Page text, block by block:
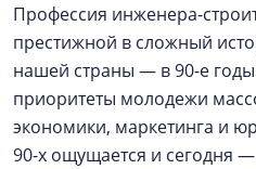
Профессия инженера-
престижной в сложный
нашей страны — в 90-е
приоритеты молодежи
экономики, маркетинга и
90-х ощущается и сегодня